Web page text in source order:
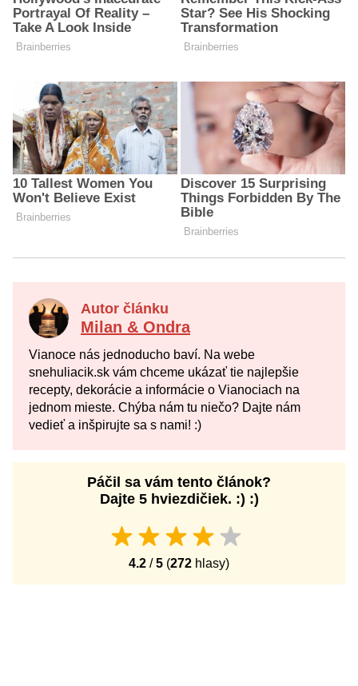
Autor článku
Milan & Ondra
Vianoce nás jednoducho baví. Na webe
snehuliacik.sk vám chceme ukázať tie najlepšie
recepty, dekorácie a informácie o Vianociach na
jednom mieste. Chýba nám tu niečo? Dajte nám
vedieť a inšpirujte sa s nami! :)
Páčil sa vám tento článok?
Dajte 5 hviezdičiek. :) :)
4.2 /5 (272 hlasy)